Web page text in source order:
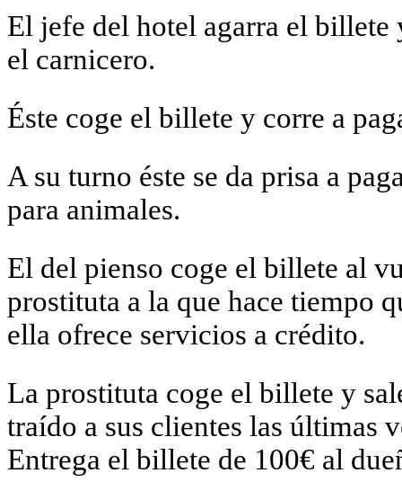
El jefe del hotel agarra el billete
el carnicero.
Éste coge el billete y corre a
A su turno éste se da prisa a
para animales.
El del pienso coge el billete al
prostituta a la que hace tiempo
ella ofrece servicios a crédito.
La prostituta coge el billete y
traído a sus clientes las últimas
Entrega el billete de 100€ al